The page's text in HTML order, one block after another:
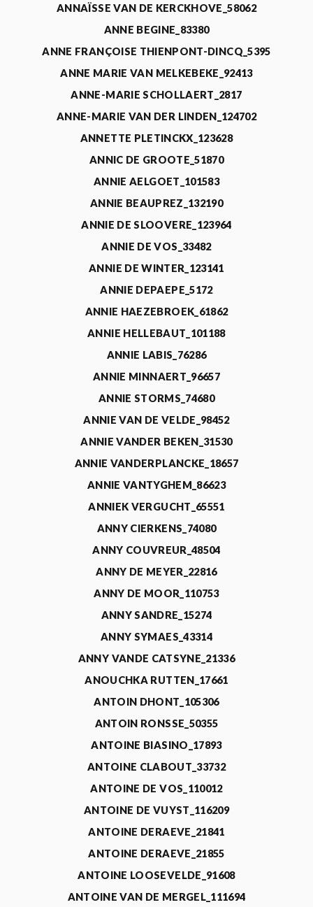
ANNAÏSSE VAN DE KERCKHOVE_58062
ANNE BEGINE_83380
ANNE FRANÇOISE THIENPONT-DINCQ_5395
ANNE MARIE VAN MELKEBEKE_92413
ANNE-MARIE SCHOLLAERT_2817
ANNE-MARIE VAN DER LINDEN_124702
ANNETTE PLETINCKX_123628
ANNIC DE GROOTE_51870
ANNIE AELGOET_101583
ANNIE BEAUPREZ_132190
ANNIE DE SLOOVERE_123964
ANNIE DE VOS_33482
ANNIE DE WINTER_123141
ANNIE DEPAEPE_5172
ANNIE HAEZEBROEK_61862
ANNIE HELLEBAUT_101188
ANNIE LABIS_76286
ANNIE MINNAERT_96657
ANNIE STORMS_74680
ANNIE VAN DE VELDE_98452
ANNIE VANDER BEKEN_31530
ANNIE VANDERPLANCKE_18657
ANNIE VANTYGHEM_86623
ANNIEK VERGUCHT_65551
ANNY CIERKENS_74080
ANNY COUVREUR_48504
ANNY DE MEYER_22816
ANNY DE MOOR_110753
ANNY SANDRE_15274
ANNY SYMAES_43314
ANNY VANDE CATSYNE_21336
ANOUCHKA RUTTEN_17661
ANTOIN DHONT_105306
ANTOIN RONSSE_50355
ANTOINE BIASINO_17893
ANTOINE CLABOUT_33732
ANTOINE DE VOS_110012
ANTOINE DE VUYST_116209
ANTOINE DERAEVE_21841
ANTOINE DERAEVE_21855
ANTOINE LOOSEVELDE_91608
ANTOINE VAN DE MERGEL_111694